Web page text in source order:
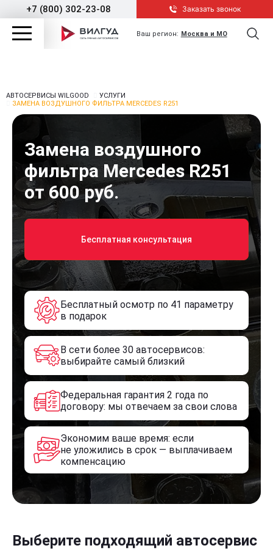
+7 (800) 302-23-08 Заказать звонок
Ваш регион: Москва и МО
АВТОСЕРВИСЫ WILGOOD
УСЛУГИ
ЗАМЕНА ВОЗДУШНОГО ФИЛЬТРА MERCEDES R251
Замена воздушного
фильтра Mercedes R251
от 600 руб.
Бесплатная консультация
Бесплатный осмотр по 41 параметру
в подарок
В сети более 30 автосервисов:
выбирайте самый близкий
Федеральная гарантия 2 года по
договору: мы отвечаем за свои слова
Экономим ваше время: если
не уложились в срок — выплачиваем
компенсацию
Выберите подходящий автосервис